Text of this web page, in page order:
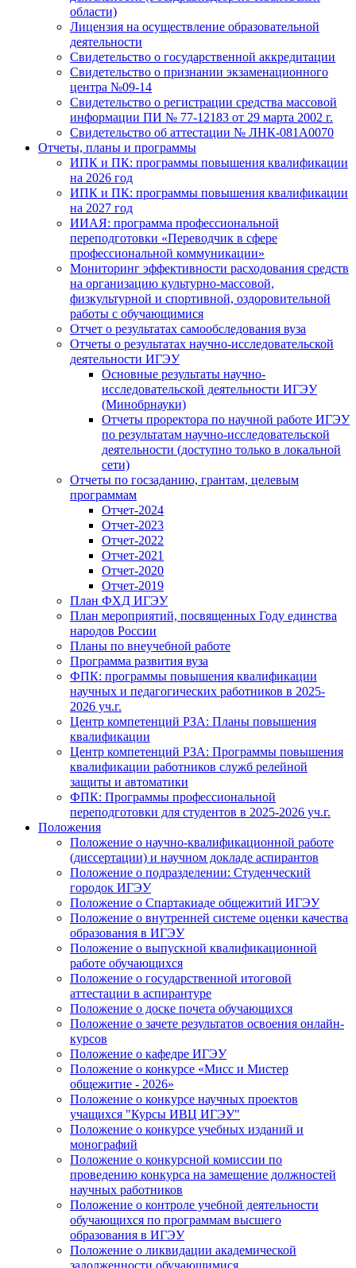
области)
Лицензия на осуществление образовательной
деятельности
Свидетельство о государственной аккредитации
Свидетельство о признании экзаменационного
центра №09-14
Свидетельство о регистрации средства массовой
информации ПИ № 77-12183 от 29 марта 2002 г.
Свидетельство об аттестации № ЛНК-081А0070
Отчеты, планы и программы
ИПК и ПК: программы повышения квалификации
на 2026 год
ИПК и ПК: программы повышения квалификации
на 2027 год
ИИАЯ: программа профессиональной
переподготовки «Переводчик в сфере
профессиональной коммуникации»
Мониторинг эффективности расходования средств
на организацию культурно-массовой,
физкультурной и спортивной, оздоровительной
работы с обучающимися
Отчет о результатах самообследования вуза
Отчеты о результатах научно-исследовательской
деятельности ИГЭУ
Основные результаты научно-
исследовательской деятельности ИГЭУ
(Минобрнауки)
Отчеты проректора по научной работе ИГЭУ
по результатам научно-исследовательской
деятельности (доступно только в локальной
сети)
Отчеты по госзаданию, грантам, целевым
программам
Отчет-2024
Отчет-2023
Отчет-2022
Отчет-2021
Отчет-2020
Отчет-2019
План ФХД ИГЭУ
План мероприятий, посвященных Году единства
народов России
Планы по внеучебной работе
Программа развития вуза
ФПК: программы повышения квалификации
научных и педагогических работников в 2025-
2026 уч.г.
Центр компетенций РЗА: Планы повышения
квалификации
Центр компетенций РЗА: Программы повышения
квалификации работников служб релейной
защиты и автоматики
ФПК: Программы профессиональной
переподготовки для студентов в 2025-2026 уч.г.
Положения
Положение о научно-квалификационной работе
(диссертации) и научном докладе аспирантов
Положение о подразделении: Студенческий
городок ИГЭУ
Положение о Спартакиаде общежитий ИГЭУ
Положение о внутренней системе оценки качества
образования в ИГЭУ
Положение о выпускной квалификационной
работе обучающихся
Положение о государственной итоговой
аттестации в аспирантуре
Положение о доске почета обучающихся
Положение о зачете результатов освоения онлайн-
курсов
Положение о кафедре ИГЭУ
Положение о конкурсе «Мисс и Мистер
общежитие - 2026»
Положение о конкурсе научных проектов
учащихся "Курсы ИВЦ ИГЭУ"
Положение о конкурсе учебных изданий и
монографий
Положение о конкурсной комиссии по
проведению конкурса на замещение должностей
научных работников
Положение о контроле учебной деятельности
обучающихся по программам высшего
образования в ИГЭУ
Положение о ликвидации академической
задолженности обучающимися